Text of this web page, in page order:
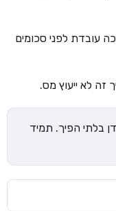
עובדת לפני סכומים
זה לא ייעוץ מס.
בלתי הפיך. תמיד